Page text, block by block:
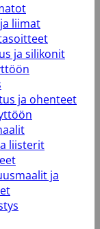
liimat
ja silikonit
ja ohenteet
liisterit
ja